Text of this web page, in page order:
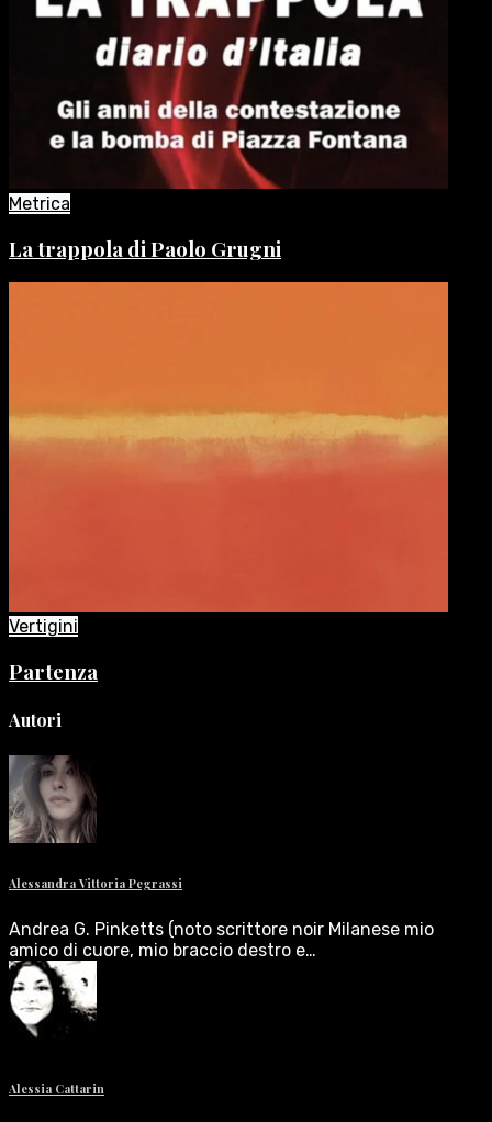
Metrica
La trappola di Paolo Grugni
Vertigini
Partenza
Autori
Alessandra Vittoria Pegrassi
Andrea G. Pinketts (noto scrittore noir Milanese mio
amico di cuore, mio braccio destro e…
Alessia Cattarin